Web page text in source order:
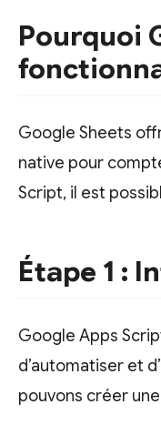
Pourquoi
Google Sheets
native pour
Script, il est
Étape 1 :
Google Apps
d’automatiser et
pouvons créer